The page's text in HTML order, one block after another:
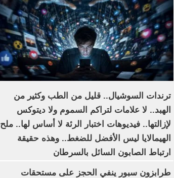
ترندات السوشيال.. قليل من الطب وكثير من
الهبد.. لا علامات لتراكم السموم ولا ديتوكس
لإزالتها.. فيديوهات اختبار الرئة لا أساس لها.. ملح
الهيمالايا ليس الأفضل للضغط.. وهذه حقيقة
ارتباط الصابون السائل بالسرطان
طرابزون سبور ينفي الحجز على مستحقات